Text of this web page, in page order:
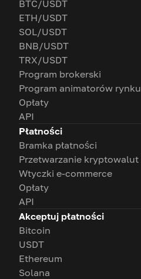
BTC/USDT
ETH/USDT
SOL/USDT
BNB/USDT
TRX/USDT
Program brokerski
Program animatorów rynku
Opłaty
API
Płatności
Bramka płatności
Przetwarzanie kryptowalut
Wtyczki e-commerce
Opłaty
API
Akceptuj płatności
Bitcoin
USDT
Ethereum
Solana